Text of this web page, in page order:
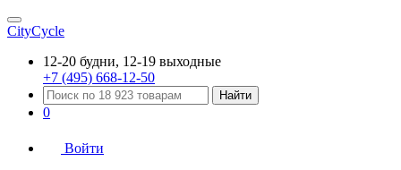
CityCycle
12-20 будни, 12-19 выходные
+7 (495) 668-12-50
Найти
0
Войти